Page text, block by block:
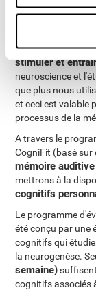
capacité de
A CogniFit, nous
stimuler et
neuroscience et
que plus nous
et ceci est valable
processus de la
A travers le
CogniFit (basé
mémoire auditive
mettrons à la
cognitifs
Le programme
été conçu par une
cognitifs qui
la neurogenèse.
semaine)
cognitifs associés